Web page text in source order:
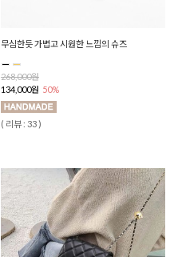
무심한듯 가볍고 시원한 느낌의 슈즈
268,000원
134,000원 50%
( 리뷰 : 33 )